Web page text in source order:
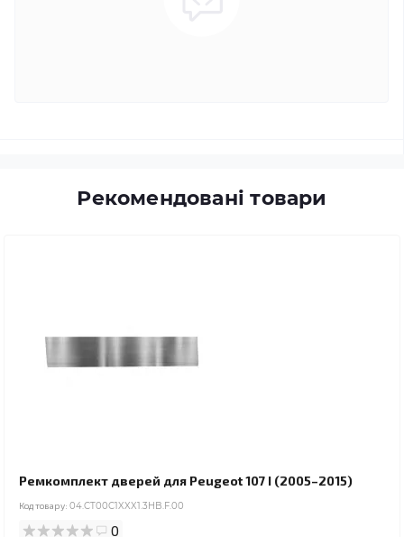
Рекомендовані товари
Ремкомплект дверей для Peugeot 107 I (2005–2015)
Код товару: 04.CT00C1XXX1.3HB.F.00
0